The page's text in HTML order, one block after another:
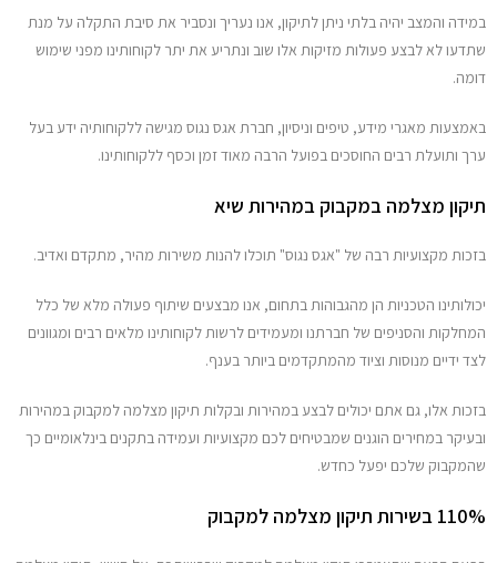
במידה והמצב יהיה בלתי ניתן לתיקון, אנו נעריך ונסביר את סיבת התקלה על מנת
שתדעו לא לבצע פעולות מזיקות אלו שוב ונתריע את יתר לקוחותינו מפני שימוש
דומה.
באמצעות מאגרי מידע, טיפים וניסיון, חברת אגס נגוס מגישה ללקוחותיה ידע בעל
ערך ותועלת רבים החוסכים בפועל הרבה מאוד זמן וכסף ללקוחותינו.
תיקון מצלמה במקבוק במהירות שיא
בזכות מקצועיות רבה של "אגס נגוס" תוכלו להנות משירות מהיר, מתקדם ואדיב.
יכולותינו הטכניות הן מהגבוהות בתחום, אנו מבצעים שיתוף פעולה מלא של כלל
המחלקות והסניפים של חברתנו ומעמידים לרשות לקוחותינו מלאים רבים ומגוונים
לצד ידיים מנוסות וציוד מהמתקדמים ביותר בענף.
בזכות אלו, גם אתם יכולים לבצע במהירות ובקלות תיקון מצלמה למקבוק במהירות
ובעיקר במחירים הוגנים שמבטיחים לכם מקצועיות ועמידה בתקנים בינלאומיים כך
שהמקבוק שלכם יפעל כחדש.
110% בשירות תיקון מצלמה למקבוק